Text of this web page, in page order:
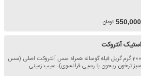
550,000 تومان
استیک آنتروکت
200 گرم گریل فیله گوساله همراه سس آنتروکت اصلی (سس
سبز ترخون ریحون با رسپی فرانسوی)، سیب زمینی